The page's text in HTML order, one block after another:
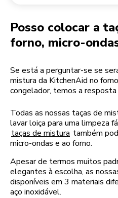
Posso colocar a
forno, micro-
Se está a perguntar-se se
mistura da KitchenAid no
congelador, temos a resposta
Todas as nossas taças de
lavar loiça para uma limpeza
taças de mistura também
micro-ondas e ao forno.
Apesar de termos muitos
elegantes à escolha, as
disponíveis em 3 materiais
aço inoxidável.